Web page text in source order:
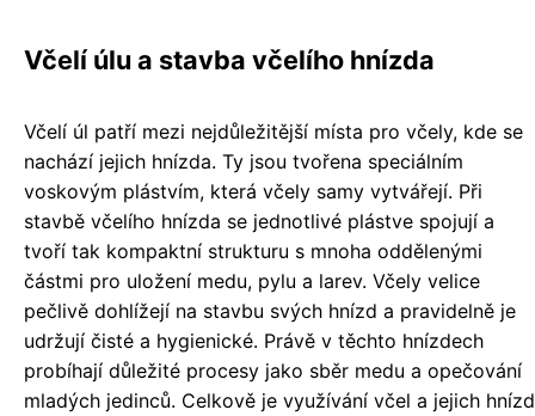
Včelí úlu a stavba včelího hnízda
Včelí úl patří mezi nejdůležitější místa pro včely, kde se
nachází jejich hnízda. Ty jsou tvořena speciálním
voskovým plástvím, která včely samy vytvářejí. Při
stavbě včelího hnízda se jednotlivé plástve spojují a
tvoří tak kompaktní strukturu s mnoha oddělenými
částmi pro uložení medu, pylu a larev. Včely velice
pečlivě dohlížejí na stavbu svých hnízd a pravidelně je
udržují čisté a hygienické. Právě v těchto hnízdech
probíhají důležité procesy jako sběr medu a opečování
mladých jedinců. Celkově je využívání včel a jejich hnízd